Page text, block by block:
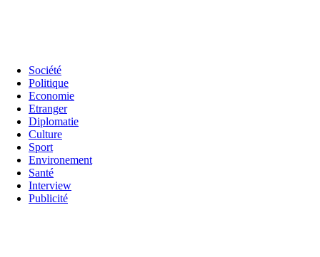
Société
Politique
Economie
Etranger
Diplomatie
Culture
Sport
Environement
Santé
Interview
Publicité